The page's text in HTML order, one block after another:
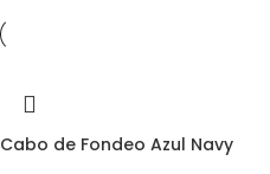
Cabo de Fondeo Azul Navy